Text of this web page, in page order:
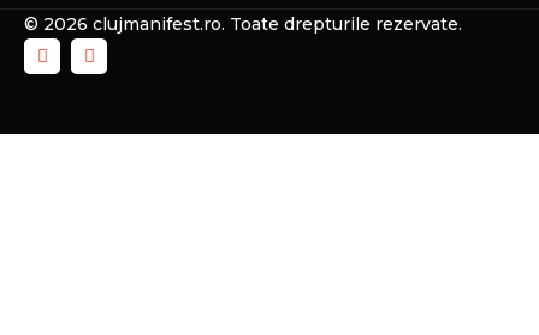
© 2026 clujmanifest.ro. Toate drepturile rezervate.